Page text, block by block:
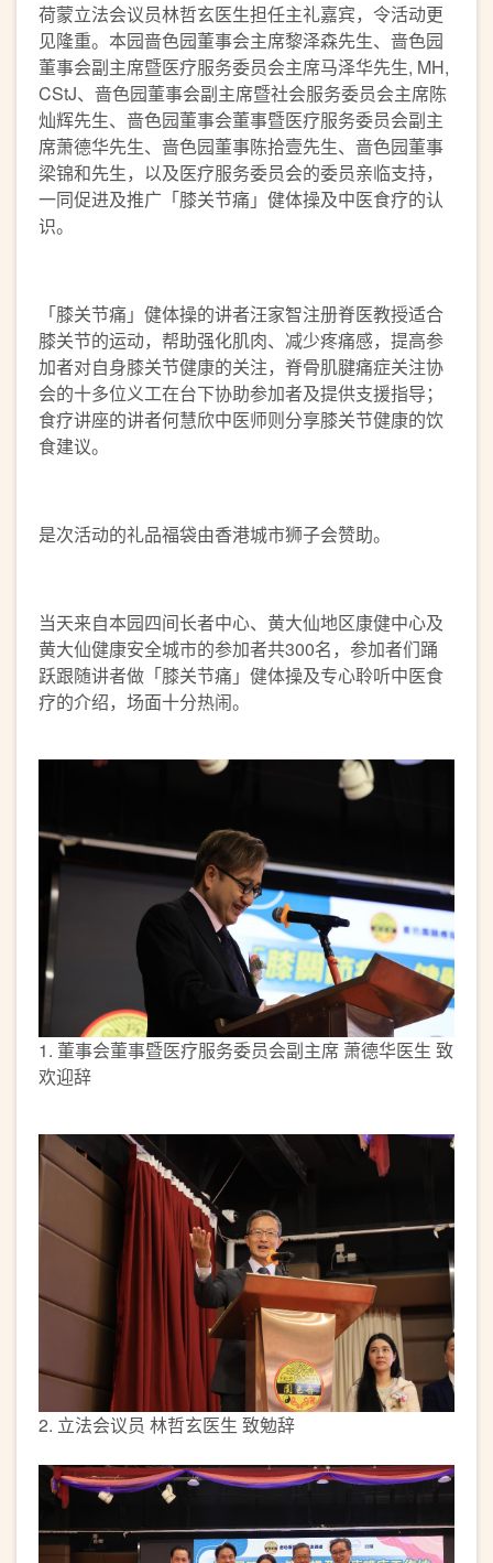
荷蒙立法会议员林哲玄医生担任主礼嘉宾，令活动更
见隆重。本园啬色园董事会主席黎泽森先生、啬色园
董事会副主席暨医疗服务委员会主席马泽华先生, MH,
CStJ、啬色园董事会副主席暨社会服务委员会主席陈
灿辉先生、啬色园董事会董事暨医疗服务委员会副主
席萧德华先生、啬色园董事陈拾壹先生、啬色园董事
梁锦和先生，以及医疗服务委员会的委员亲临支持，
一同促进及推广「膝关节痛」健体操及中医食疗的认
识。
「膝关节痛」健体操的讲者汪家智注册脊医教授适合
膝关节的运动，帮助强化肌肉、减少疼痛感，提高参
加者对自身膝关节健康的关注，脊骨肌腱痛症关注协
会的十多位义工在台下协助参加者及提供支援指导；
食疗讲座的讲者何慧欣中医师则分享膝关节健康的饮
食建议。
是次活动的礼品福袋由香港城市狮子会赞助。
当天来自本园四间长者中心、黄大仙地区康健中心及
黄大仙健康安全城市的参加者共300名，参加者们踊
跃跟随讲者做「膝关节痛」健体操及专心聆听中医食
疗的介绍，场面十分热闹。
1. 董事会董事暨医疗服务委员会副主席 萧德华医生 致
欢迎辞
2. 立法会议员 林哲玄医生 致勉辞